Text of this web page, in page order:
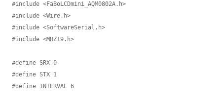
#include <FaBoLCDmini_AQM0802A.h>
#include <Wire.h>
#include <SoftwareSerial.h>
#include <MHZ19.h>
#define SRX 0
#define STX 1
#define INTERVAL 6